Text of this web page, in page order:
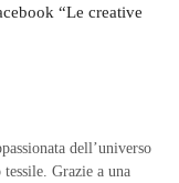
“Le creative
dell’universo
Grazie a una